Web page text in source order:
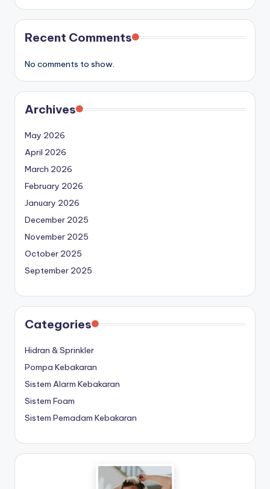
Recent Comments
No comments to show.
Archives
May 2026
April 2026
March 2026
February 2026
January 2026
December 2025
November 2025
October 2025
September 2025
Categories
Hidran & Sprinkler
Pompa Kebakaran
Sistem Alarm Kebakaran
Sistem Foam
Sistem Pemadam Kebakaran